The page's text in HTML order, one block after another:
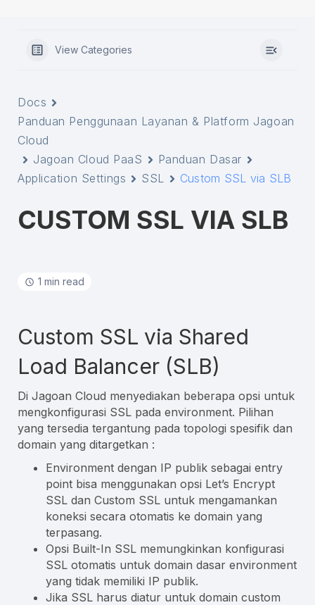
View Categories
Docs
Panduan Penggunaan Layanan & Platform Jagoan
Cloud
Jagoan Cloud PaaS
Panduan Dasar
Application Settings
SSL Custom SSL via SLB
CUSTOM SSL VIA SLB
1 min read
Custom SSL via Shared
Load Balancer (SLB)
Di Jagoan Cloud menyediakan beberapa opsi untuk
mengkonfigurasi SSL pada environment. Pilihan
yang tersedia tergantung pada topologi spesifik dan
domain yang ditargetkan :
Environment dengan IP publik sebagai entry
point bisa menggunakan opsi Let’s Encrypt
SSL dan Custom SSL untuk mengamankan
koneksi secara otomatis ke domain yang
terpasang.
Opsi Built-In SSL memungkinkan konfigurasi
SSL otomatis untuk domain dasar environment
yang tidak memiliki IP publik.
Jika SSL harus diatur untuk domain custom